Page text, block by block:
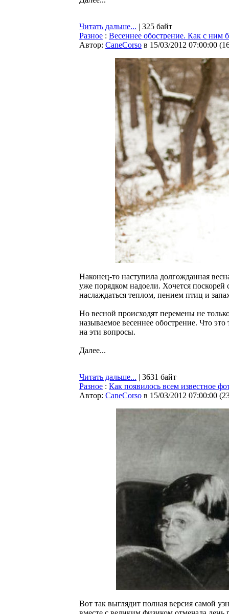
Читать дальше... | 325 байт
Разное : Весеннее обострение. Как с ним
Автор: CaneCorso в 15/03/2012 07:00:00 (
Наконец-то наступила долгожданная
уже порядком надоели. Хочется
наслаждаться теплом, пением птиц и
Но весной происходят перемены не
называемое весеннее обострение. Что
на эти вопросы.
Далее...
Читать дальше... | 3631 байт
Разное : Как появилось всем известное
Автор: CaneCorso в 15/03/2012 07:00:00 (
Вот так выглядит полная версия самой